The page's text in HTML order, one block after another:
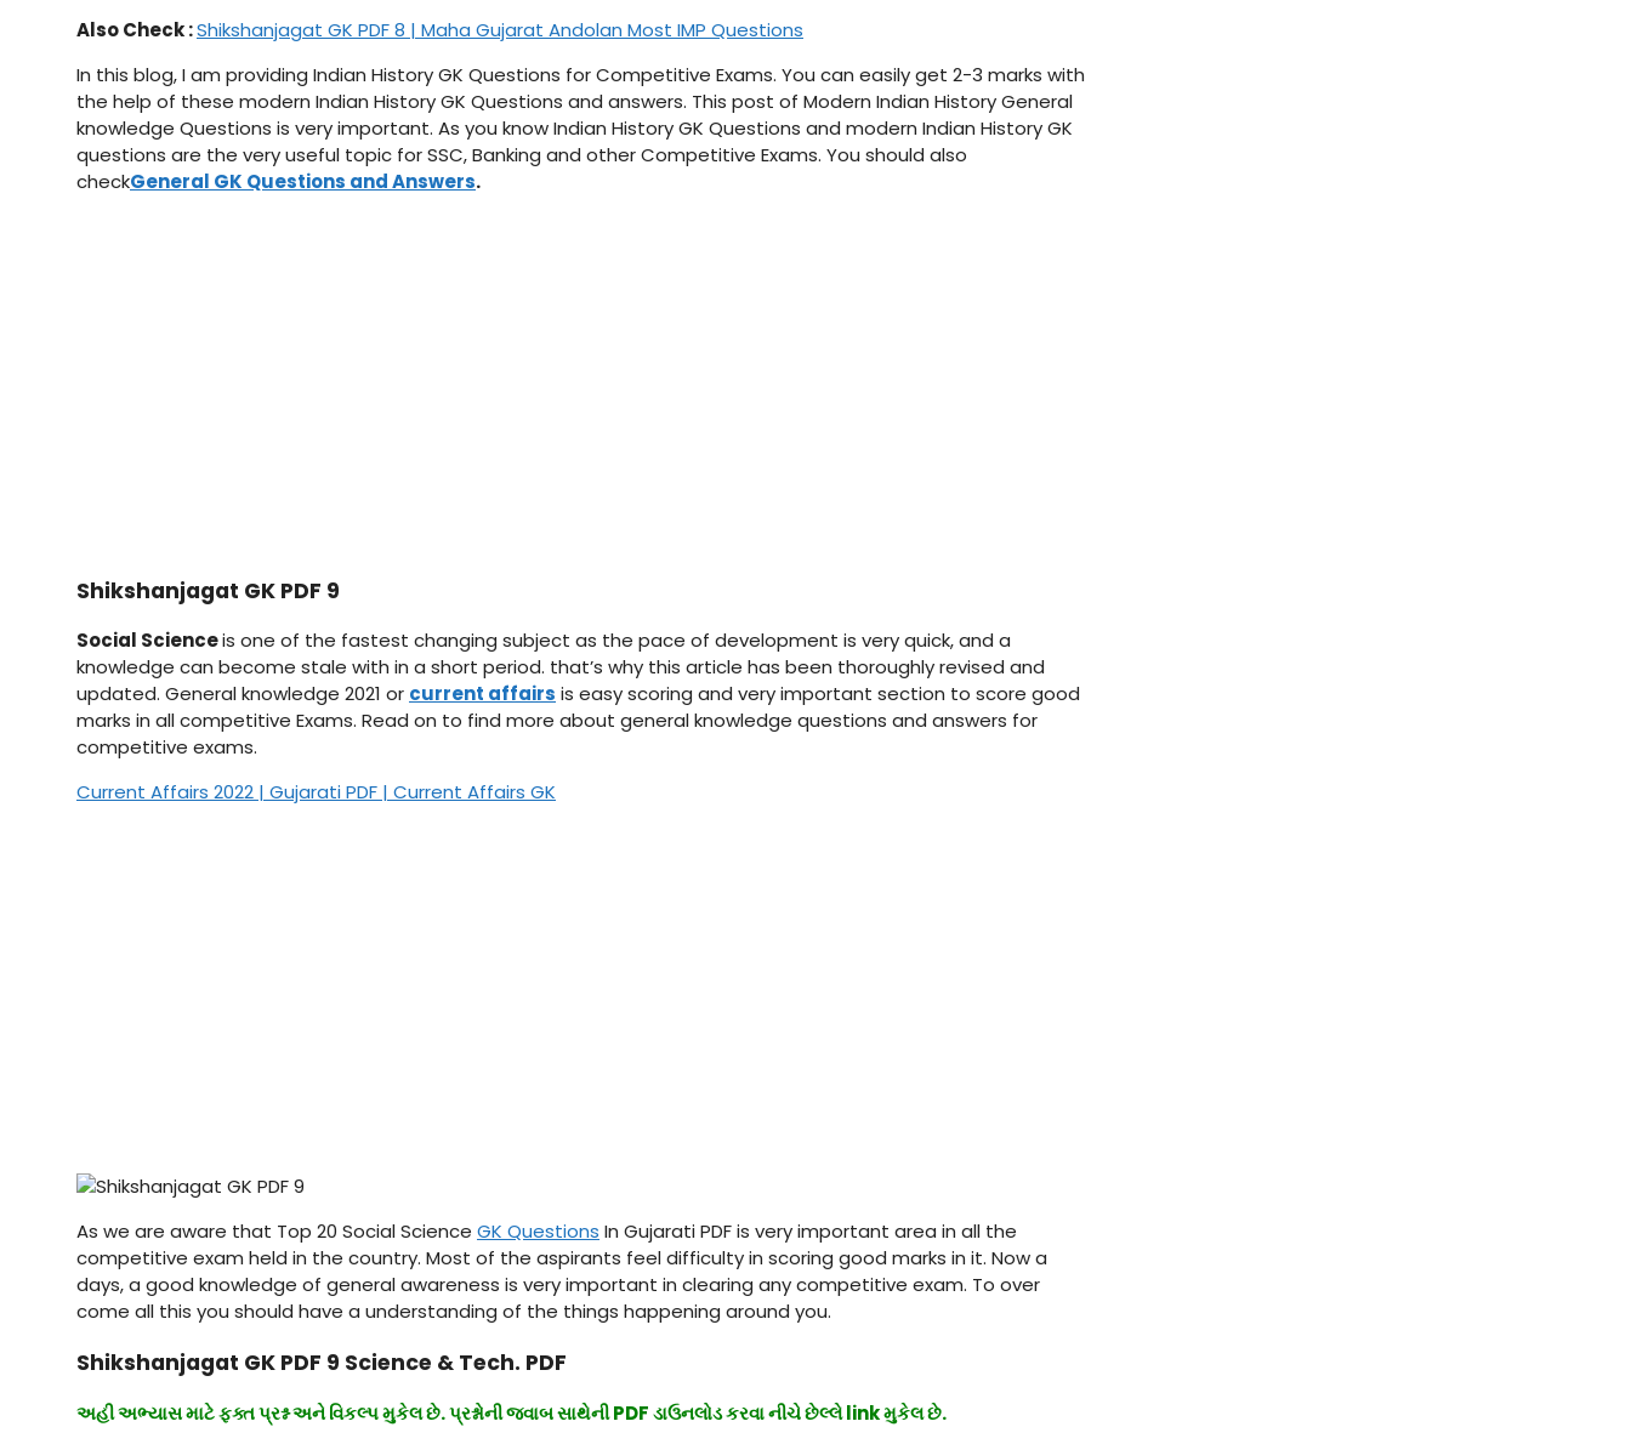
Also Check :Shikshanjagat GK PDF 8 | Maha Gujarat Andolan Most IMP Questions
In this blog, I am providing Indian History GK Questions for Competitive Exams. You can easily get 2-3 marks with
the help of these modern Indian History GK Questions and answers. This post of Modern Indian History General
knowledge Questions is very important. As you know Indian History GK Questions and modern Indian History GK
questions are the very useful topic for SSC, Banking and other Competitive Exams. You should also
checkGeneral GK Questions and Answers.
Shikshanjagat GK PDF 9
Social Scienceis one of the fastest changing subject as the pace of development is very quick, and a
knowledge can become stale with in a short period. that’s why this article has been thoroughly revised and
updated. General knowledge 2021 or current affairs is easy scoring and very important section to score good
marks in all competitive Exams. Read on to find more about general knowledge questions and answers for
competitive exams.
Current Affairs 2022 | Gujarati PDF | Current Affairs GK
As we are aware that Top 20 Social Science GK Questions In Gujarati PDF is very important area in all the
competitive exam held in the country. Most of the aspirants feel difficulty in scoring good marks in it. Now a
days, a good knowledge of general awareness is very important in clearing any competitive exam. To over
come all this you should have a understanding of the things happening around you.
Shikshanjagat GK PDF 9 Science & Tech. PDF
અહી અભ્યાસ માટે ફક્ત પ્રશ્ન અને વિકલ્પ મુકેલ છે. પ્રશ્નોની જવાબ સાથેની PDF ડાઉનલોડ કરવા નીચે છેલ્લે link મુકેલ છે.